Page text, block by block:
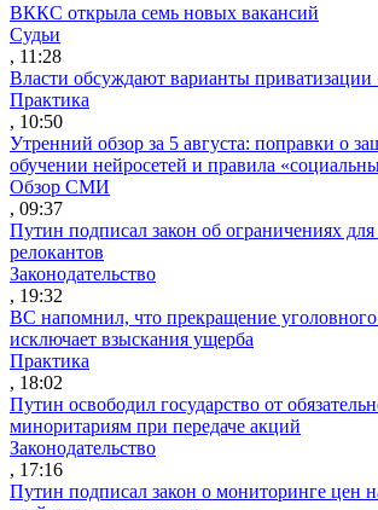
ВККС открыла семь новых вакансий
Судьи
, 11:28
Власти обсуждают варианты
Практика
, 10:50
Утренний обзор за 5 августа: поправки о
обучении нейросетей и правила
Обзор СМИ
, 09:37
Путин подписал закон об ограничениях
релокантов
Законодательство
, 19:32
ВС напомнил, что прекращение уголовного
исключает взыскания ущерба
Практика
, 18:02
Путин освободил государство от
миноритариям при передаче акций
Законодательство
, 17:16
Путин подписал закон о мониторинге цен